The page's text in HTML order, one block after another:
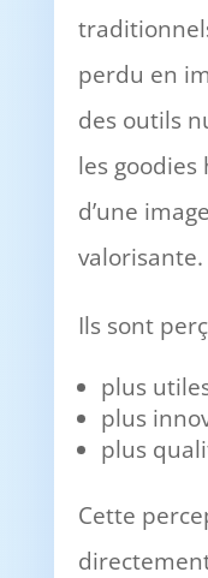
perdu en
des outils
les
d’une
valorisante.
Ils sont
plus
plus
plus
Cette